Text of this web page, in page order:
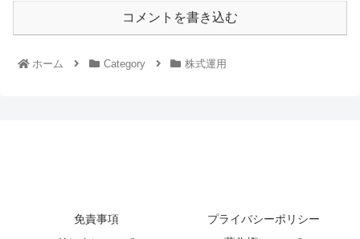
コメントを書き込む
ホーム Category 株式運用
免責事項
プライバシーポリシー